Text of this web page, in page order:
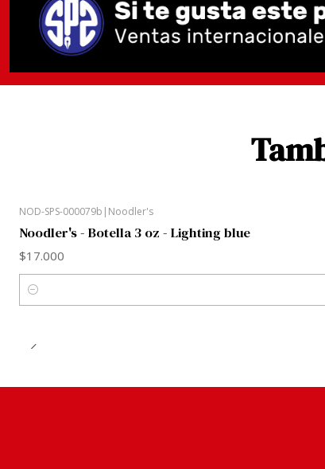
NOD-SPS-000079b | Noodler's
Noodler's - Botella 3 oz - Lighting blue
$17.000
Cantidad